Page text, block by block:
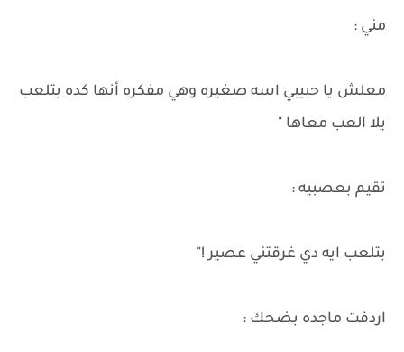
مني :
معلش يا حبيبي اسه صغيره وهي مفكره أنها كده بتلعب
يلا العب معاها "
تقيم بعصبيه :
بتلعب ايه دي غرقتني عصير !"
اردفت ماجده بضحك :